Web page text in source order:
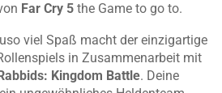
Far Cry 5 the Game to go to.
viel Spaß macht der einzigartige
in Zusammenarbeit mit
Kingdom Battle. Deine